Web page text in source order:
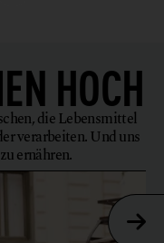
HOCH
die Lebensmittel
verarbeiten. Und uns
ernähren.